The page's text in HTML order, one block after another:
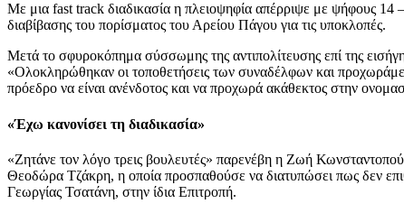
Με μια fast track διαδικασία η πλειοψηφία απέρριψε με ψήφους 14
διαβίβασης του πορίσματος του Αρείου Πάγου για τις υποκλοπές.
Μετά το σφυροκόπημα σύσσωμης της αντιπολίτευσης επί της
«Ολοκληρώθηκαν οι τοποθετήσεις των συναδέλφων και
πρόεδρο να είναι ανένδοτος και να προχωρά ακάθεκτος στην
«Έχω κανονίσει τη διαδικασία»
«Ζητάνε τον λόγο τρεις βουλευτές» παρενέβη η Ζωή
Θεοδώρα Τζάκρη, η οποία προσπαθούσε να διατυπώσει πως δεν
Γεωργίας Τσατάνη, στην ίδια Επιτροπή.